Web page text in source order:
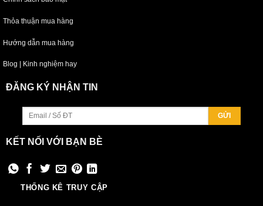
Thỏa thuận mua hàng
Hướng dẫn mua hàng
Blog | Kinh nghiệm hay
ĐĂNG KÝ NHẬN TIN
KẾT NỐI VỚI BẠN BÈ
THỐNG KÊ TRUY CẬP